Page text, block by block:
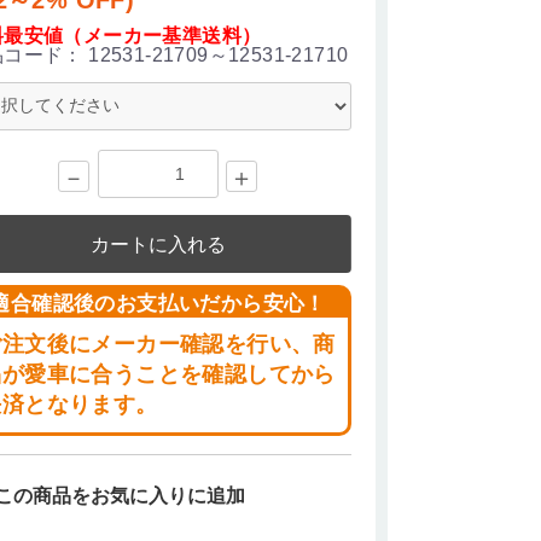
安値（メーカー基準送料）
ード： 12531-21709～12531-21710
－ ＋
カートに入れる
合確認後のお支払いだから安心！
文後にメーカー確認を行い、商
愛車に合うことを確認してから
となります。
の商品をお気に入りに追加